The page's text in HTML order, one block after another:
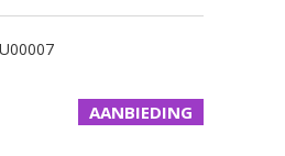
AANBIEDING